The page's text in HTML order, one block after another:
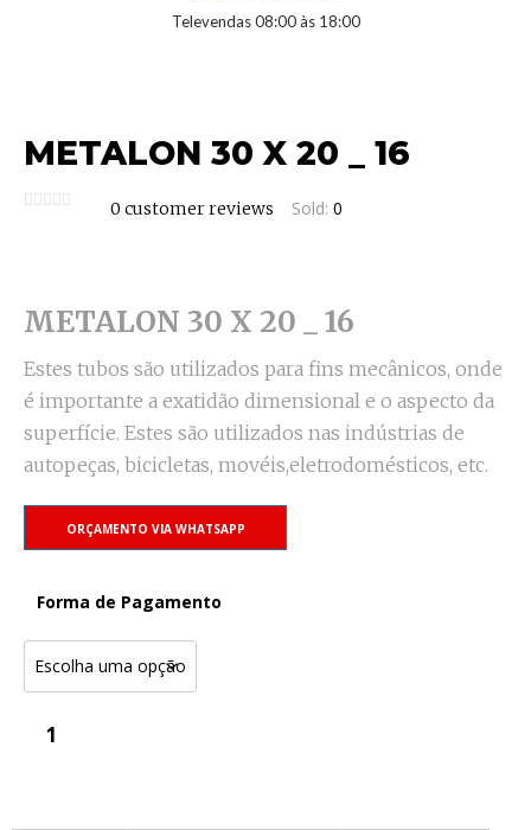
Televendas 08:00 às 18:00
METALON 30 X 20 _ 16
0 customer reviews Sold: 0
METALON 30 X 20 _ 16
Estes tubos são utilizados para fins mecânicos, onde
é importante a exatidão dimensional e o aspecto da
superfície. Estes são utilizados nas indústrias de
autopeças, bicicletas, movéis,eletrodomésticos, etc.
ORÇAMENTO VIA WHATSAPP
Forma de Pagamento